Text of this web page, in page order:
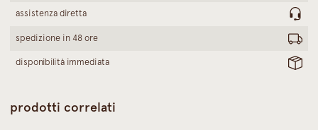
assistenza diretta
spedizione in 48 ore
disponibilità immediata
prodotti correlati